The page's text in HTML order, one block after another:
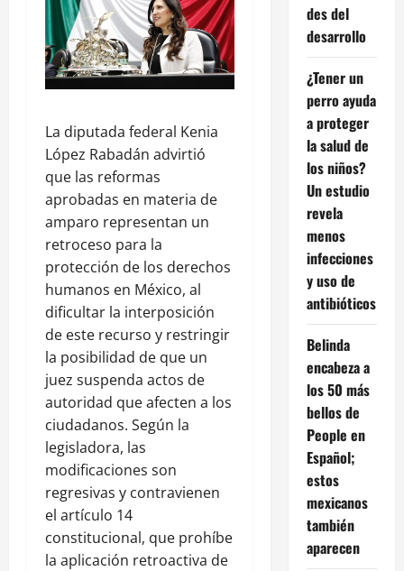
La diputada federal Kenia
López Rabadán advirtió
que las reformas
aprobadas en materia de
amparo representan un
retroceso para la
protección de los derechos
humanos en México, al
dificultar la interposición
de este recurso y restringir
la posibilidad de que un
juez suspenda actos de
autoridad que afecten a los
ciudadanos. Según la
legisladora, las
modificaciones son
regresivas y contravienen
el artículo 14
constitucional, que prohíbe
la aplicación retroactiva de
des del
desarrollo
¿Tener un
perro ayuda
a proteger
la salud de
los niños?
Un estudio
revela
menos
infecciones
y uso de
antibióticos
Belinda
encabeza a
los 50 más
bellos de
People en
Español;
estos
mexicanos
también
aparecen